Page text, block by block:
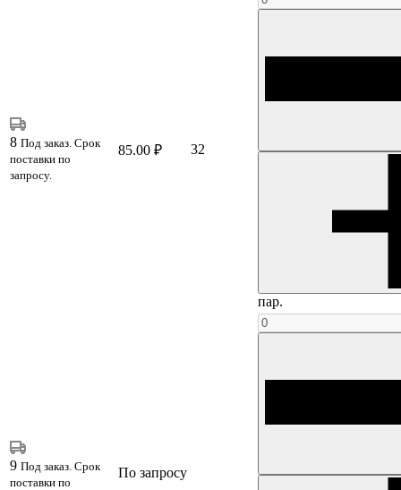
8 Под заказ. Срок
поставки по
запросу.
85.00 ₽ 32
пар.
9 Под заказ. Срок
поставки по
По запросу